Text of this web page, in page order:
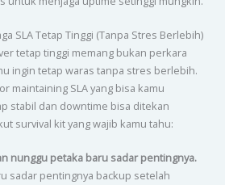
SLA Tetap Tinggi (Tanpa Stres Berlebih)
tetap tinggi memang bukan perkara
ingin tetap waras tanpa stres berlebih.
maintaining SLA yang bisa kamu
stabil dan downtime bisa ditekan
survival kit yang wajib kamu tahu:
nunggu petaka baru sadar pentingnya.
sadar pentingnya backup setelah